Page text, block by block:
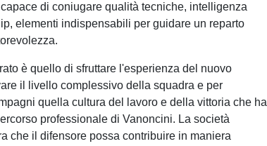
di coniugare qualità tecniche, intelligenza
elementi indispensabili per guidare un reparto
è quello di sfruttare l'esperienza del nuovo
il livello complessivo della squadra e per
quella cultura del lavoro e della vittoria che ha
professionale di Vanoncini. La società
che il difensore possa contribuire in maniera